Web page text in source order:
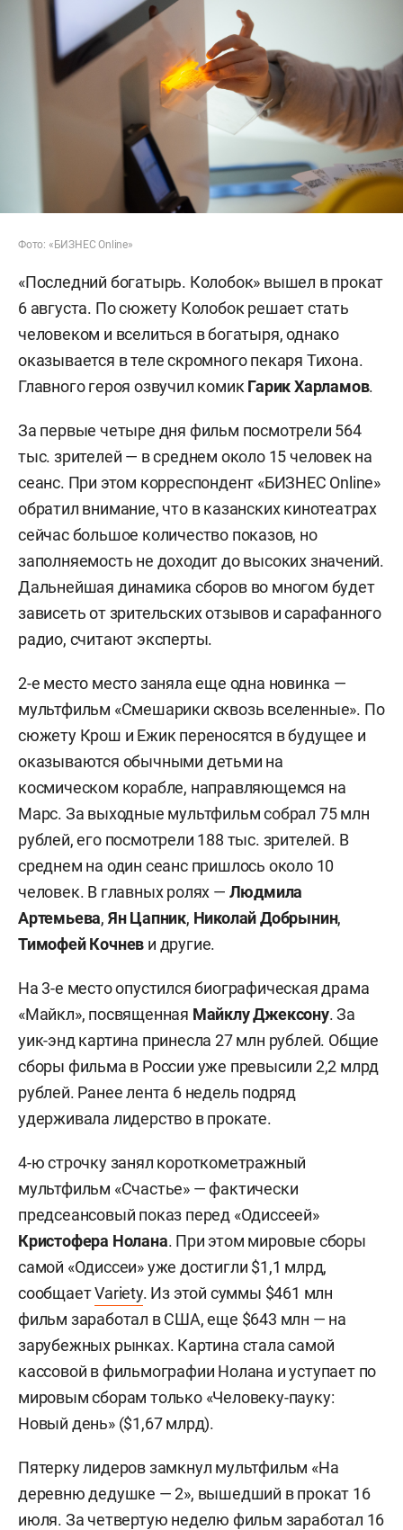
Фото: «БИЗНЕС Online»
«Последний богатырь. Колобок» вышел в прокат
6 августа. По сюжету Колобок решает стать
человеком и вселиться в богатыря, однако
оказывается в теле скромного пекаря Тихона.
Главного героя озвучил комик Гарик Харламов.
За первые четыре дня фильм посмотрели 564
тыс. зрителей — в среднем около 15 человек на
сеанс. При этом корреспондент «БИЗНЕС Online»
обратил внимание, что в казанских кинотеатрах
сейчас большое количество показов, но
заполняемость не доходит до высоких значений.
Дальнейшая динамика сборов во многом будет
зависеть от зрительских отзывов и сарафанного
радио, считают эксперты.
2-е место место заняла еще одна новинка —
мультфильм «Смешарики сквозь вселенные». По
сюжету Крош и Ежик переносятся в будущее и
оказываются обычными детьми на
космическом корабле, направляющемся на
Марс. За выходные мультфильм собрал 75 млн
рублей, его посмотрели 188 тыс. зрителей. В
среднем на один сеанс пришлось около 10
человек. В главных ролях — Людмила
Артемьева, Ян Цапник, Николай Добрынин,
Тимофей Кочнев и другие.
На 3-е место опустился биографическая драма
«Майкл», посвященная Майклу Джексону. За
уик-энд картина принесла 27 млн рублей. Общие
сборы фильма в России уже превысили 2,2 млрд
рублей. Ранее лента 6 недель подряд
удерживала лидерство в прокате.
4-ю строчку занял короткометражный
мультфильм «Счастье» — фактически
предсеансовый показ перед «Одиссеей»
Кристофера Нолана. При этом мировые сборы
самой «Одиссеи» уже достигли $1,1 млрд,
сообщаетVariety. Из этой суммы $461 млн
фильм заработал в США, еще $643 млн — на
зарубежных рынках. Картина стала самой
кассовой в фильмографии Нолана и уступает по
мировым сборам только «Человеку-пауку:
Новый день» ($1,67 млрд).
Пятерку лидеров замкнул мультфильм «На
деревню дедушке — 2», вышедший в прокат 16
июля. За четвертую неделю фильм заработал 16